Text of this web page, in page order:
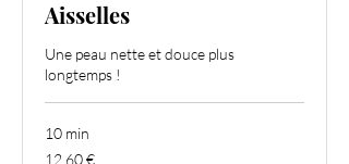
Aisselles
Une peau nette et douce plus
longtemps !
10 min
12,60
12,60 €